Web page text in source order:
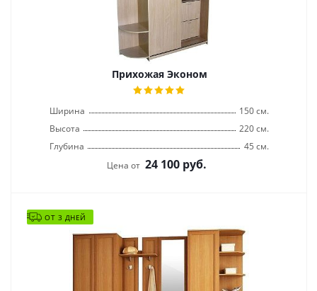
Прихожая Эконом
Ширина
150 см.
Высота
220 см.
Глубина
45 см.
Цена от 24 100 руб.
ОТ 3 ДНЕЙ